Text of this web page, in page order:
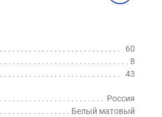
60
8
43
Россия
Белый матовый